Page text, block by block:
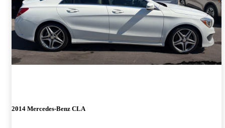
2014 Mercedes-Benz CLA